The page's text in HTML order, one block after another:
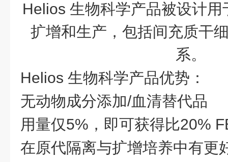
Helios 生物科学产品被设计
扩增和生产，包括间充质干
系。
Helios 生物科学产品优势：
无动物成分添加/血清替代品
用量仅5%，即可获得比20%
在原代隔离与扩增培养中有更